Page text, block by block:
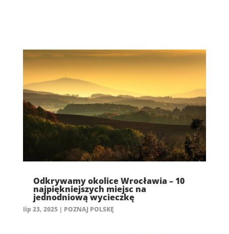
Odkrywamy okolice Wrocławia – 10
najpiękniejszych miejsc na
jednodniową wycieczkę
lip 23, 2025| POZNAJ POLSKĘ